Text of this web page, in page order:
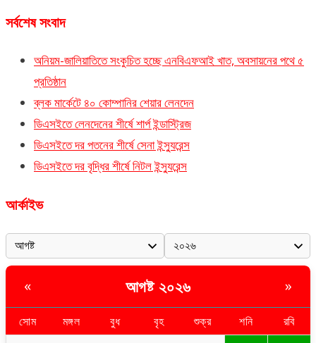
সর্বশেষ সংবাদ
অনিয়ম-জালিয়াতিতে সংকুচিত হচ্ছে এনবিএফআই খাত, অবসায়নের পথে ৫
প্রতিষ্ঠান
ব্লক মার্কেটে ৪০ কোম্পানির শেয়ার লেনদেন
ডিএসইতে লেনদেনের শীর্ষে শার্প ইন্ডাস্ট্রিজ
ডিএসইতে দর পতনের শীর্ষে সেনা ইন্স্যুরেন্স
ডিএসইতে দর বৃদ্ধির শীর্ষে নিটল ইন্স্যুরেন্স
আর্কাইভ
« আগষ্ট ২০২৬ »
সোম মঙ্গল বুধ বৃহ শুক্র শনি রবি